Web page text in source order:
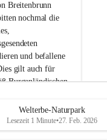
Breitenbrunn
nochmal die
und befallene
gilt auch für
Burgenländischen
gepflegte oder
zu roden! Bitte
um unsere Winzer
Ernteausfällen
u
e
d
Welterbe-Naturpark
Lesezeit 1 Minute•27. Feb. 2026